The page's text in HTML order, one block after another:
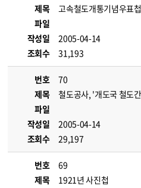
제목
고속철도개통기념우표첩
파일
작성일
2005-04-14
조회수
31,193
번호
70
제목
파일
작성일
2005-04-14
조회수
29,197
번호
69
제목
1921년 사진첩